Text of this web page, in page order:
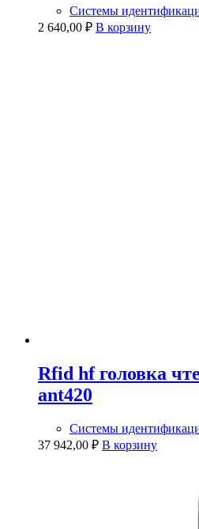
Системы
2 640,00 ₽ В корзину
Rfid hf головка
ant420
Системы
37 942,00 ₽ В корзину